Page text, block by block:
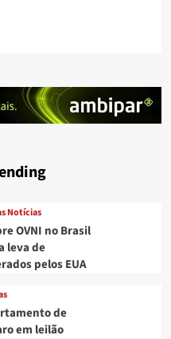
Notícias
OVNI no Brasil
leva de
pelos EUA
de
em leilão